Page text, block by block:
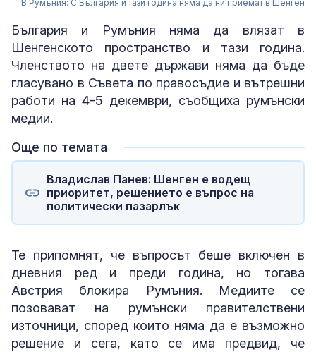
В Румъния: С България и тази година няма да ни приемат в Шенген
България и Румъния няма да влязат в
Шенгенското пространство и тази година.
Членството на двете държави няма да бъде
гласувано в Съвета по правосъдие и вътрешни
работи на 4-5 декември, съобщиха румънски
медии.
Още по темата
Владислав Панев: Шенген е водещ
приоритет, решението е въпрос на
политически пазарлък
Те припомнят, че въпросът беше включен в
дневния ред и преди година, но тогава
Австрия блокира Румъния. Медиите се
позовават на румънски правителствени
източници, според които няма да е възможно
решение и сега, като се има предвид, че